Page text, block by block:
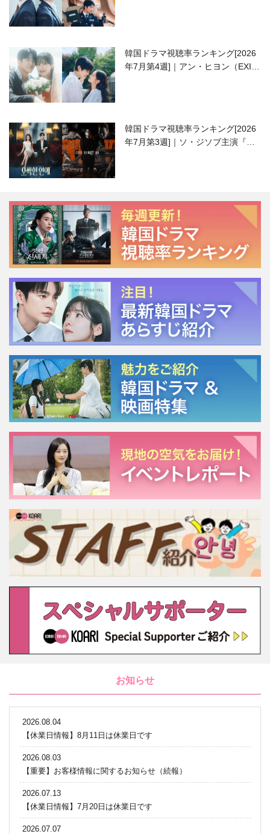
韓国ドラマ視聴率ランキング[2026
年7月第4週]｜アン・ヒヨン（EXID
韓国ドラマ視聴率ランキング[2026
年7月第3週]｜ソ・ジソブ主演『エ
お知らせ
2026.08.04
【休業日情報】8月11日は休業日です
2026.08.03
【重要】お客様情報に関するお知らせ（続報）
2026.07.13
【休業日情報】7月20日は休業日です
2026.07.07